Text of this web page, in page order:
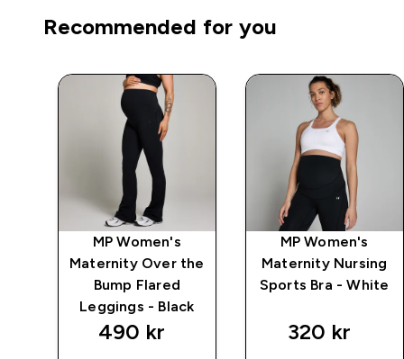
Recommended for you
MP Women's
Maternity Over the
Bump Flared
Leggings - Black
490 kr‎
MP Women's
Maternity Nursing
Sports Bra - White
320 kr‎